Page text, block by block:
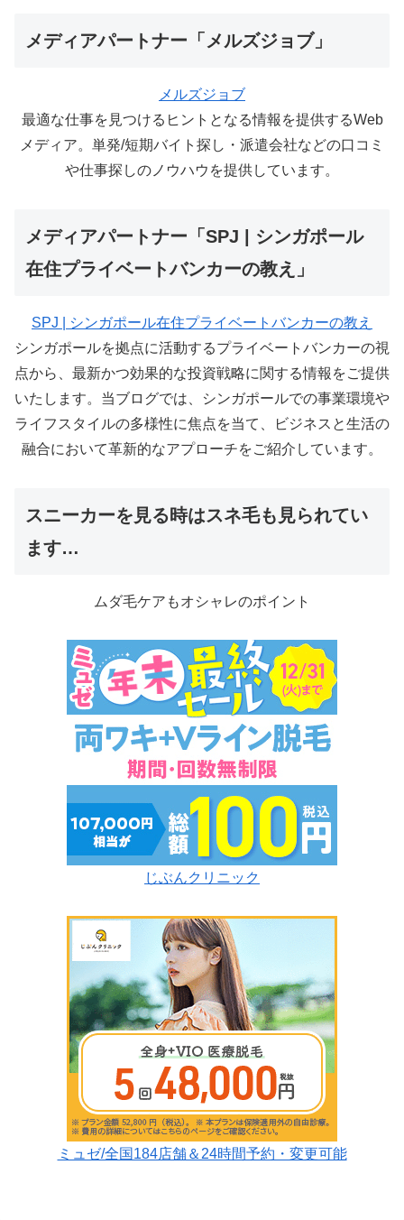
メディアパートナー「メルズジョブ」
メルズジョブ
最適な仕事を見つけるヒントとなる情報を提供するWeb
メディア。単発/短期バイト探し・派遣会社などの口コミ
や仕事探しのノウハウを提供しています。
メディアパートナー「SPJ | シンガポール
在住プライベートバンカーの教え」
SPJ | シンガポール在住プライベートバンカーの教え
シンガポールを拠点に活動するプライベートバンカーの視
点から、最新かつ効果的な投資戦略に関する情報をご提供
いたします。当ブログでは、シンガポールでの事業環境や
ライフスタイルの多様性に焦点を当て、ビジネスと生活の
融合において革新的なアプローチをご紹介しています。
スニーカーを見る時はスネ毛も見られてい
ます…
ムダ毛ケアもオシャレのポイント
じぶんクリニック
ミュゼ/全国184店舗＆24時間予約・変更可能